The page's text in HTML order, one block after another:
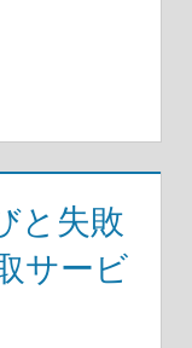
と失敗
サービ